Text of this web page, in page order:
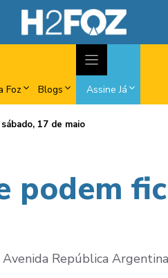
Foz Blogs Assine Já
17 de maio
podem
República